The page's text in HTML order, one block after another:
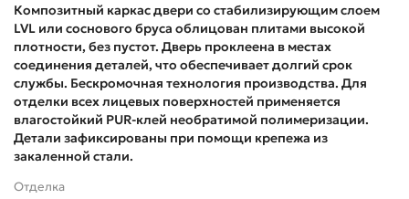
Композитный каркас двери со стабилизирующим слоем
LVL или соснового бруса облицован плитами высокой
плотности, без пустот. Дверь проклеена в местах
соединения деталей, что обеспечивает долгий срок
службы. Бескромочная технология производства. Для
отделки всех лицевых поверхностей применяется
влагостойкий PUR-клей необратимой полимеризации.
Детали зафиксированы при помощи крепежа из
закаленной стали.
Отделка